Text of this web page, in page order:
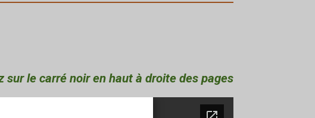
le carré noir en haut à droite des pages